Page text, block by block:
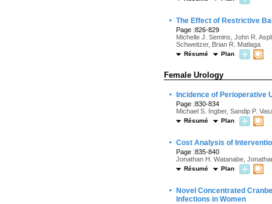
· The Effect of Restrictive
Page :826-829
Michelle J. Semins, John R.
Schweitzer, Brian R. Matlaga
Résumé Plan
Female Urology
· Incidence of Perioperative
Page :830-834
Michael S. Ingber, Sandip P.
Résumé Plan
· Cost Analysis of
Page :835-840
Jonathan H. Watanabe,
Résumé Plan
·
Novel Concentrated
Infections in Women